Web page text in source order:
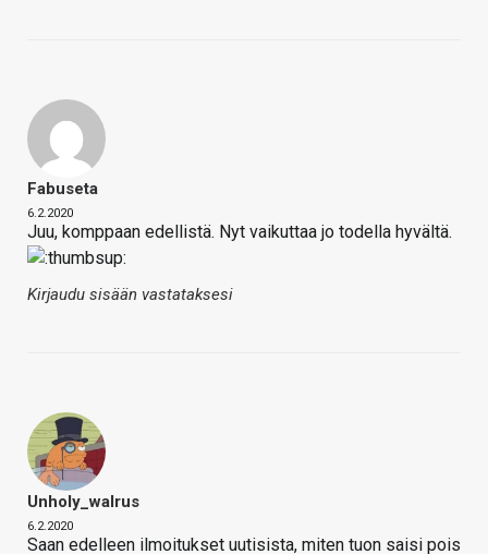
Fabuseta
6.2.2020
Juu, komppaan edellistä. Nyt vaikuttaa jo todella hyvältä.
Kirjaudu sisään vastataksesi
Unholy_walrus
6.2.2020
Saan edelleen ilmoitukset uutisista, miten tuon saisi pois